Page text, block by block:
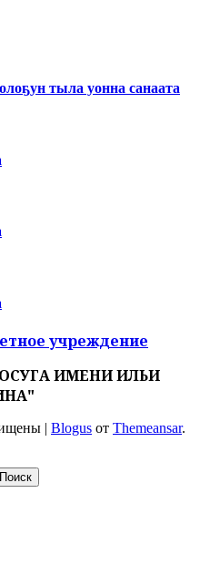
тыла уонна санаата
учреждение
ИМЕНИ ИЛЬИ
| Blogus от Themeansar.